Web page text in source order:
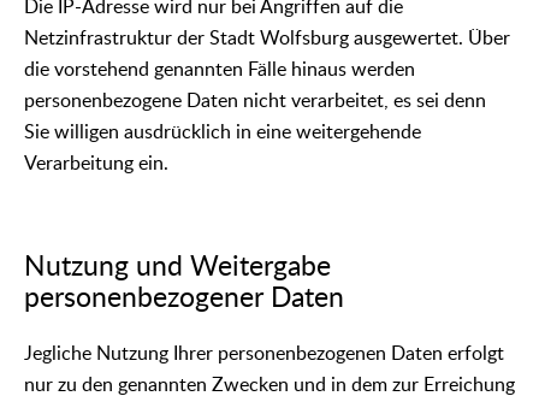
Die IP-Adresse wird nur bei Angriffen auf die
Netzinfrastruktur der Stadt Wolfsburg ausgewertet. Über
die vorstehend genannten Fälle hinaus werden
personenbezogene Daten nicht verarbeitet, es sei denn
Sie willigen ausdrücklich in eine weitergehende
Verarbeitung ein.
Nutzung und Weitergabe
personenbezogener Daten
Jegliche Nutzung Ihrer personenbezogenen Daten erfolgt
nur zu den genannten Zwecken und in dem zur Erreichung